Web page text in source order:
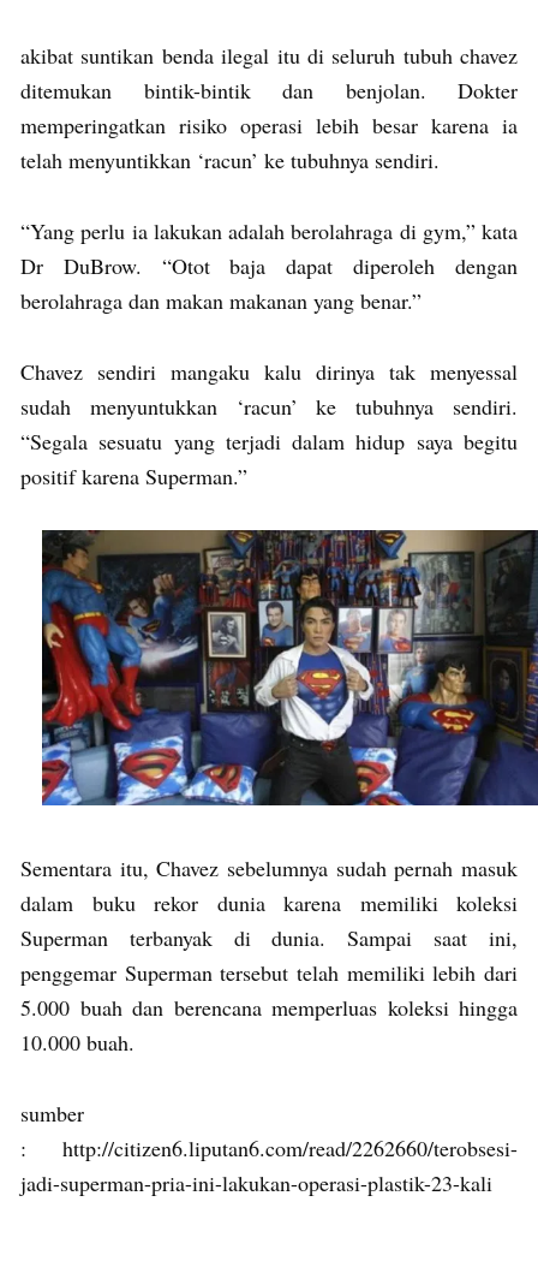
akibat suntikan benda ilegal itu di seluruh tubuh chavez
ditemukan bintik-bintik dan benjolan. Dokter
memperingatkan risiko operasi lebih besar karena ia
telah menyuntikkan ‘racun’ ke tubuhnya sendiri.
“Yang perlu ia lakukan adalah berolahraga di gym,” kata
Dr DuBrow. “Otot baja dapat diperoleh dengan
berolahraga dan makan makanan yang benar.”
Chavez sendiri mangaku kalu dirinya tak menyessal
sudah menyuntukkan ‘racun’ ke tubuhnya sendiri.
“Segala sesuatu yang terjadi dalam hidup saya begitu
positif karena Superman.”
Sementara itu, Chavez sebelumnya sudah pernah masuk
dalam buku rekor dunia karena memiliki koleksi
Superman terbanyak di dunia. Sampai saat ini,
penggemar Superman tersebut telah memiliki lebih dari
5.000 buah dan berencana memperluas koleksi hingga
10.000 buah.
sumber
: http://citizen6.liputan6.com/read/2262660/terobsesi-
jadi-superman-pria-ini-lakukan-operasi-plastik-23-kali